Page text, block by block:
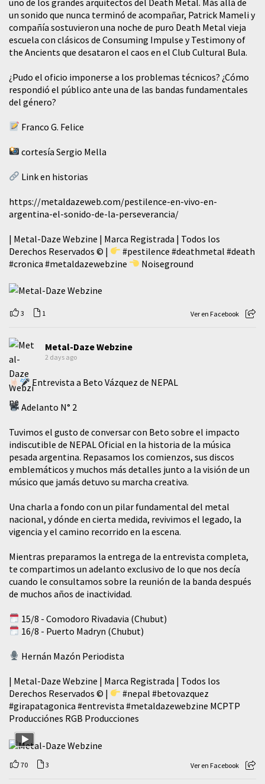
un sonido que nunca terminó de acompañar, Patrick Mameli y
compañía sostuvieron una noche de puro Death Metal vieja
escuela con clásicos de Consuming Impulse y Testimony of
the Ancients que desataron el caos en el Club Cultural Bula.
¿Pudo el oficio imponerse a los problemas técnicos? ¿Cómo
respondió el público ante una de las bandas fundamentales
del género?
Franco G. Felice
cortesía Sergio Mella
Link en historias
https://metaldazeweb.com/pestilence-en-vivo-en-
argentina-el-sonido-de-la-perseverancia/
| Metal-Daze Webzine | Marca Registrada | Todos los
Derechos Reservados © |
#pestilence #deathmetal #death
#cronica #metaldazewebzine Noiseground
3 1 Ver en Facebook
Metal-Daze Webzine
2 days ago
Entrevista a Beto Vázquez de NEPAL
Adelanto N° 2
Tuvimos el gusto de conversar con Beto sobre el impacto
indiscutible de NEPAL Oficial en la historia de la música
pesada argentina. Repasamos los comienzos, sus discos
emblemáticos y muchos más detalles junto a la visión de un
músico que jamás detuvo su marcha creativa.
​Una charla a fondo con un pilar fundamental del metal
nacional, y dónde en cierta medida, revivimos el legado, la
vigencia y el camino recorrido en la escena.
Mientras preparamos la entrega de la entrevista completa,
te compartimos un adelanto exclusivo de lo que nos decía
cuando le consultamos sobre la reunión de la banda después
de muchos años de inactividad.
15/8 - Comodoro Rivadavia (Chubut)
16/8 - Puerto Madryn (Chubut)
Hernán Mazón Periodista
| Metal-Daze Webzine | Marca Registrada | Todos los
Derechos Reservados © |
#nepal #betovazquez
#girapatagonica #entrevista #metaldazewebzine MCPTP
Producciónes RGB Producciones
70 3 Ver en Facebook